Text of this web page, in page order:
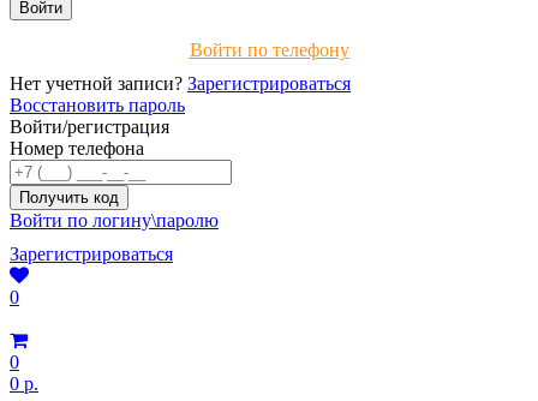
Войти по телефону
Нет учетной записи? Зарегистрироваться
Восстановить пароль
Войти/регистрация
Номер телефона
Войти по логину\паролю
Зарегистрироваться
0
0
0 р.